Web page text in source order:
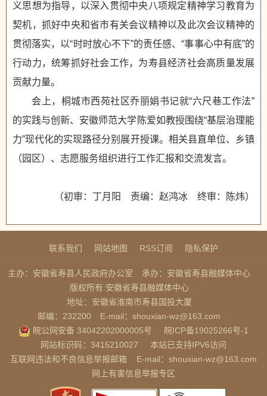
义思想为指导，以深入贯彻中央八项规定精神学习教育为
契机，抓好中央和省市有关会议精神以及此次会议精神的
贯彻落实，以“时时放心不下”的责任感、“事事心中有底”的
行动力，统筹抓好社会工作，为寿县经济社会高质量发展
贡献力量。
会上，桐城市西苑社区乔丽娟书记就“六尺巷工作法”
的实践与创新、安徽师范大学陈爱如教授围绕“基层治理能
力”现代化的实现路径分别展开授课。相关县直单位、乡镇
（园区）、志愿服务组织进行工作汇报和交流发言。
（初审：丁月阳 责编：赵鸿冰 终审：陈炜）
联系我们 网站地图 RSS订阅 隐私保护
主办：安徽省寿县人民政府办公室
承办：安徽省寿县融媒体中心
版权所有:安徽省寿县融媒体中心
地址：安徽省淮南市寿县国投大厦
邮编：232200
E-mail：shouxian-wz@163.com
皖公网安备 34042202000005号
皖ICP备19025266号-1
网站标识码：3415210027
本站已支持IPV6访问
互联网违法和不良信息举报邮箱
E-mail：shouxian-wz@163.com
网上有害信息举报专区